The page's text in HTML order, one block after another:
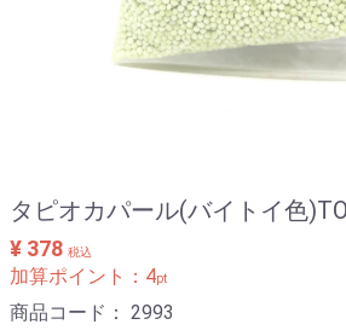
タピオカパール(バイトイ色
¥ 378 税込
加算ポイント： 4pt
商品コード： 2993